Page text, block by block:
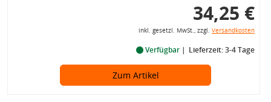
34,25 €
inkl. gesetzl. MwSt., zzgl. Versandkosten
Verfügbar Lieferzeit: 3-4 Tage
Zum Artikel